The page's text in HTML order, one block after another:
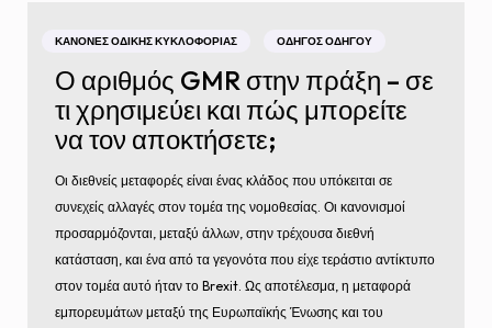
ΚΑΝΌΝΕΣ ΟΔΙΚΉΣ ΚΥΚΛΟΦΟΡΊΑΣ ΟΔΗΓΌΣ ΟΔΗΓΟΎ
Ο αριθμός GMR στην πράξη – σε
τι χρησιμεύει και πώς μπορείτε
να τον αποκτήσετε;
Οι διεθνείς μεταφορές είναι ένας κλάδος που υπόκειται σε
συνεχείς αλλαγές στον τομέα της νομοθεσίας. Οι κανονισμοί
προσαρμόζονται, μεταξύ άλλων, στην τρέχουσα διεθνή
κατάσταση, και ένα από τα γεγονότα που είχε τεράστιο αντίκτυπο
στον τομέα αυτό ήταν το Brexit. Ως αποτέλεσμα, η μεταφορά
εμπορευμάτων μεταξύ της Ευρωπαϊκής Ένωσης και του